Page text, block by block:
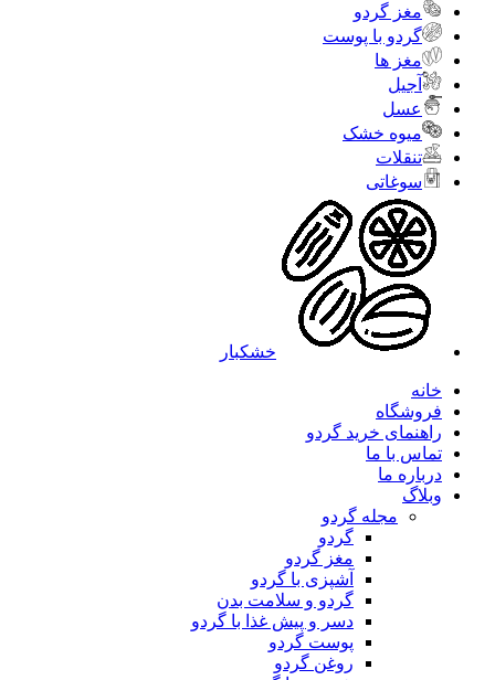
مغز گردو
گردو با پوست
مغز ها
آجیل
عسل
میوه خشک
تنقلات
سوغاتی
خشکبار
خانه
فروشگاه
راهنمای خرید گردو
تماس با ما
درباره ما
وبلاگ
مجله گردو
گردو
مغز گردو
آشپزی با گردو
گردو و سلامت بدن
دسر و پیش غذا با گردو
پوست گردو
روغن گردو